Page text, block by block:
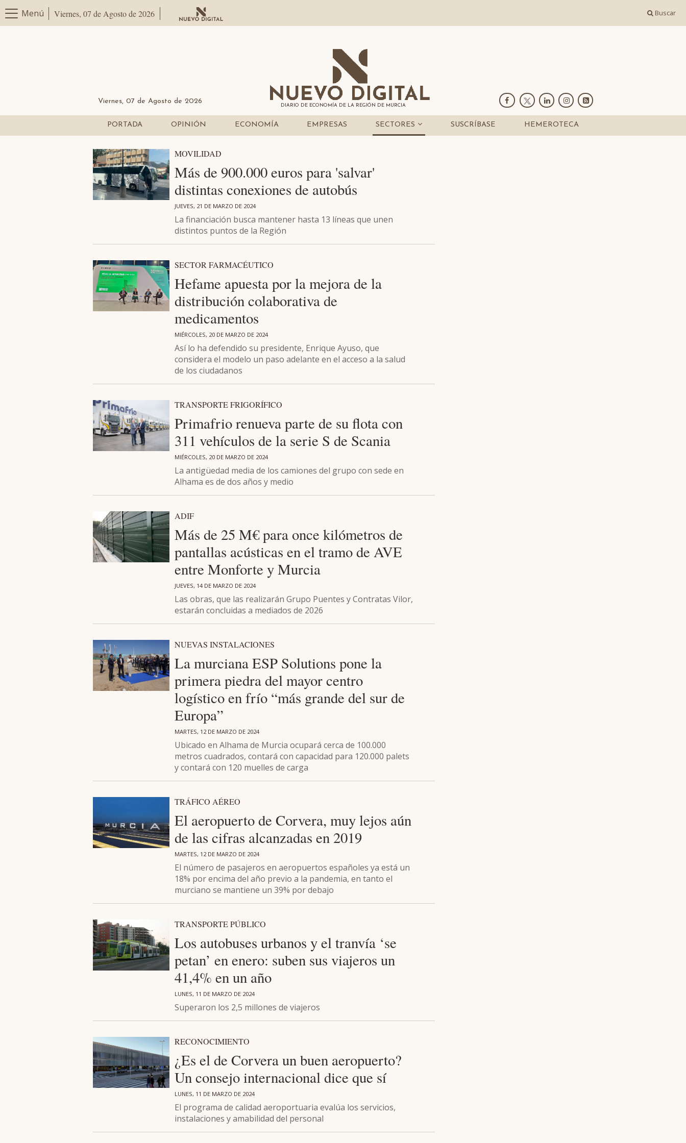
Menú Viernes, 07 de Agosto de 2026 Buscar
Viernes, 07 de Agosto de 2026
DIARIO DE ECONOMÍA DE LA REGIÓN DE MURCIA
PORTADA OPINIÓN ECONOMÍA EMPRESAS SECTORES SUSCRÍBASE HEMEROTECA
MOVILIDAD
Más de 900.000 euros para 'salvar'
distintas conexiones de autobús
JUEVES, 21 DE MARZO DE 2024
La financiación busca mantener hasta 13 líneas que unen
distintos puntos de la Región
SECTOR FARMACÉUTICO
Hefame apuesta por la mejora de la
distribución colaborativa de
medicamentos
MIÉRCOLES, 20 DE MARZO DE 2024
Así lo ha defendido su presidente, Enrique Ayuso, que
considera el modelo un paso adelante en el acceso a la salud
de los ciudadanos
TRANSPORTE FRIGORÍFICO
Primafrio renueva parte de su flota con
311 vehículos de la serie S de Scania
MIÉRCOLES, 20 DE MARZO DE 2024
La antigüedad media de los camiones del grupo con sede en
Alhama es de dos años y medio
ADIF
Más de 25 M€ para once kilómetros de
pantallas acústicas en el tramo de AVE
entre Monforte y Murcia
JUEVES, 14 DE MARZO DE 2024
Las obras, que las realizarán Grupo Puentes y Contratas Vilor,
estarán concluidas a mediados de 2026
NUEVAS INSTALACIONES
La murciana ESP Solutions pone la
primera piedra del mayor centro
logístico en frío “más grande del sur de
Europa”
MARTES, 12 DE MARZO DE 2024
Ubicado en Alhama de Murcia ocupará cerca de 100.000
metros cuadrados, contará con capacidad para 120.000 palets
y contará con 120 muelles de carga
TRÁFICO AÉREO
El aeropuerto de Corvera, muy lejos aún
de las cifras alcanzadas en 2019
MARTES, 12 DE MARZO DE 2024
El número de pasajeros en aeropuertos españoles ya está un
18% por encima del año previo a la pandemia, en tanto el
murciano se mantiene un 39% por debajo
TRANSPORTE PÚBLICO
Los autobuses urbanos y el tranvía ‘se
petan’ en enero: suben sus viajeros un
41,4% en un año
LUNES, 11 DE MARZO DE 2024
Superaron los 2,5 millones de viajeros
RECONOCIMIENTO
¿Es el de Corvera un buen aeropuerto?
Un consejo internacional dice que sí
LUNES, 11 DE MARZO DE 2024
El programa de calidad aeroportuaria evalúa los servicios,
instalaciones y amabilidad del personal